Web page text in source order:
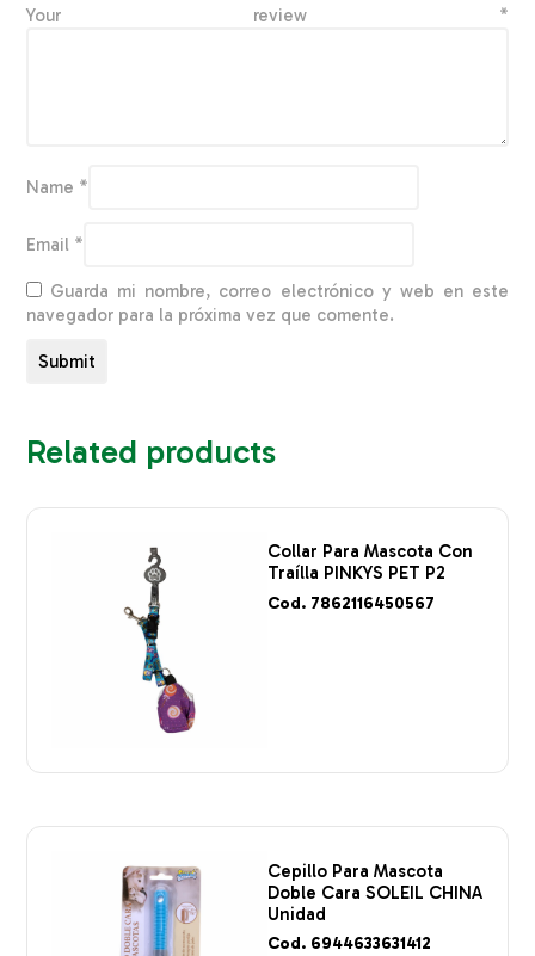
Your review *
Name *
Email *
Guarda mi nombre, correo electrónico y web en este
navegador para la próxima vez que comente.
Related products
Collar Para Mascota Con
Traílla PINKYS PET P2
Cod. 7862116450567
Cepillo Para Mascota
Doble Cara SOLEIL CHINA
Unidad
Cod. 6944633631412